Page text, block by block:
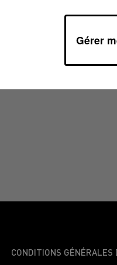
2025 À 07H43
CONDITIONS GÉNÉRALES
Gérer